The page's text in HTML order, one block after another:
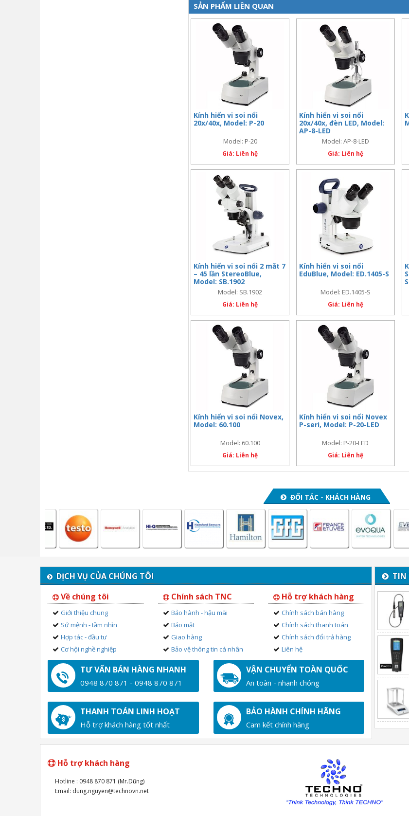
SẢN PHẨM LIÊN QUAN
Kính hiển vi soi nổi
20x/40x, Model: P-20
Model: P-20
Giá: Liên hệ
Kính hiển vi soi nổi
20x/40x, đèn LED, Model:
AP-8-LED
Model: AP-8-LED
Giá: Liên hệ
Kính hiển vi soi nổi 2 mắt 7
– 45 lần StereoBlue,
Model: SB.1902
Model: SB.1902
Giá: Liên hệ
Kính hiển vi soi nổi
EduBlue, Model: ED.1405-S
Model: ED.1405-S
Giá: Liên hệ
Kính hiển vi soi nổi Novex,
Model: 60.100
Model: 60.100
Giá: Liên hệ
Kính hiển vi soi nổi Novex
P-seri, Model: P-20-LED
Model: P-20-LED
Giá: Liên hệ
ĐỐI TÁC - KHÁCH HÀNG
DỊCH VỤ CỦA CHÚNG TÔI
Về chúng tôi
Giới thiệu chung
Sứ mệnh - tầm nhìn
Hợp tác - đầu tư
Cơ hội nghề nghiệp
Chính sách TNC
Bảo hành - hậu mãi
Bảo mật
Giao hàng
Bảo vệ thông tin cá nhân
Hỗ trợ khách hàng
Chính sách bán hàng
Chính sách thanh toán
Chính sách đổi trả hàng
Liên hệ
TƯ VẤN BÁN HÀNG NHANH
0948 870 871 - 0948 870 871
VẬN CHUYỂN TOÀN QUỐC
An toàn - nhanh chóng
THANH TOÁN LINH HOẠT
Hỗ trợ khách hàng tốt nhất
BẢO HÀNH CHÍNH HÃNG
Cam kết chính hãng
TIN
Hỗ trợ khách hàng
Hotline : 0948 870 871 (Mr.Dũng)
Email: dung.nguyen@technovn.net